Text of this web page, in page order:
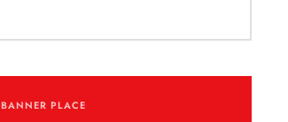
BANNER PLACE